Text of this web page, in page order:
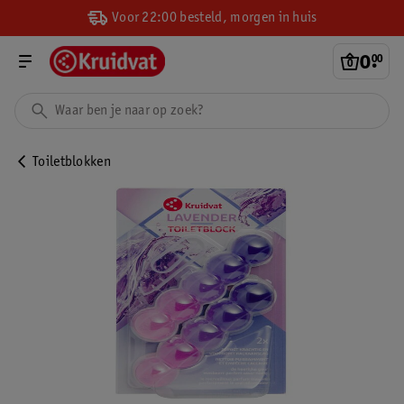
Voor 22:00 besteld, morgen in huis
0.
00
Toiletblokken